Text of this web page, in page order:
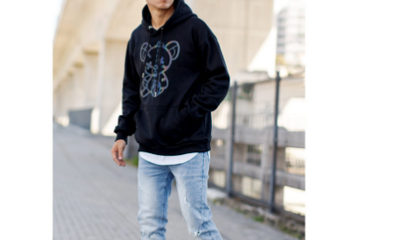
結帳頁面，進行簡訊認證並確認金額後，即可完成結帳。
２．訂單成立數日內，您將收到繳費通知簡訊。
３．收到繳費通知簡訊後14天內，點擊此簡訊中的連結，可透過四大超商／
ATM／網路銀行／等多元方式進行付款，方視為交易完成。
※ 請注意：結帳手續完成當下不需立刻繳費，但若您需要取消訂單，請聯絡
購買商品的店家。未經商家同意取消之訂單仍視為有效，需透過AFTEE先享
後付繳納相關費用。
※ 交易是否成功請以「AFTEE先享後付 」之結帳頁面顯示為準，若有關於
是否繳費成功／繳費後需取消欲退款等相關疑問，請聯繫「AFTEE先享後付
https://netprotections.freshdesk.com/support/home
１．透過由恩沛科技股份有限公司提供之「AFTEE先享後付」服務完成之交
易，需依本服務之必要範圍內提供個人資料，並將交易相關給付款項請求債
權轉讓予恩沛科技股份有限公司。
先付款後全家取貨
每筆NT$80，滿NT$1,800(含以上)免運費
7-11付款取貨
每筆NT$80，滿NT$1,800(含以上)免運費
先付款後7-11取貨
每筆NT$80，滿NT$1,800(含以上)免運費
每筆NT$120，滿NT$3,000(含以上)免運費